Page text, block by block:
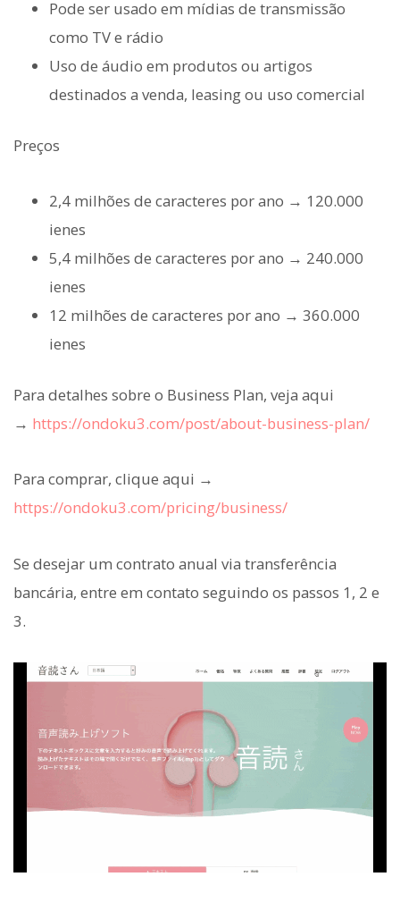
Pode ser usado em mídias de transmissão
como TV e rádio
Uso de áudio em produtos ou artigos
destinados a venda, leasing ou uso comercial
Preços
2,4 milhões de caracteres por ano → 120.000
ienes
5,4 milhões de caracteres por ano → 240.000
ienes
12 milhões de caracteres por ano → 360.000
ienes
Para detalhes sobre o Business Plan, veja aqui
→ https://ondoku3.com/post/about-business-plan/
Para comprar, clique aqui →
https://ondoku3.com/pricing/business/
Se desejar um contrato anual via transferência
bancária, entre em contato seguindo os passos 1, 2 e
3.